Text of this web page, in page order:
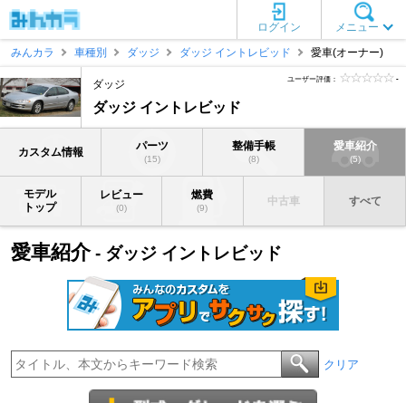
メニュー
ログイン
みんカラ
車種別 ダッジ ダッジ イントレビッド 愛車(オーナー)
ダッジ
ダッジ イントレビッド
ユーザー評価： -
カスタム情報 パーツ
(15)
整備手帳
(8)
愛車紹介
(5)
モデル
トップ
レビュー
(0)
燃費
(9)
中古車 すべて
愛車紹介- ダッジ イントレビッド
クリア